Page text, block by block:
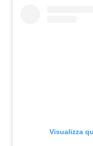
Visualizza